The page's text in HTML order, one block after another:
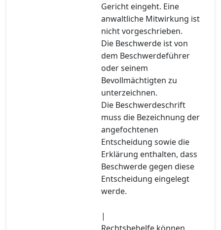
Gericht eingeht. Eine
anwaltliche Mitwirkung ist
nicht vorgeschrieben.
Die Beschwerde ist von
dem Beschwerdeführer
oder seinem
Bevollmächtigten zu
unterzeichnen.
Die Beschwerdeschrift
muss die Bezeichnung der
angefochtenen
Entscheidung sowie die
Erklärung enthalten, dass
Beschwerde gegen diese
Entscheidung eingelegt
werde.
|
Rechtsbehelfe können